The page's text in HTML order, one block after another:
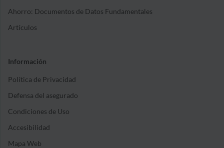
Ahorro: Documentos de Datos Fundamentales
Artículos
Información
Política de Privacidad
Defensa del asegurado
Condiciones de Uso
Accesibilidad
Mapa Web